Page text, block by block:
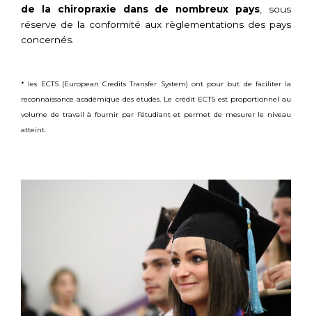
de la chiropraxie dans de nombreux pays , sous
réserve de la conformité aux règlementations des pays
concernés.
* les ECTS (European Credits Transfer System) ont pour but de faciliter la
reconnaissance académique des études. Le crédit ECTS est proportionnel au
volume de travail à fournir par l’étudiant et permet de mesurer le niveau
atteint.